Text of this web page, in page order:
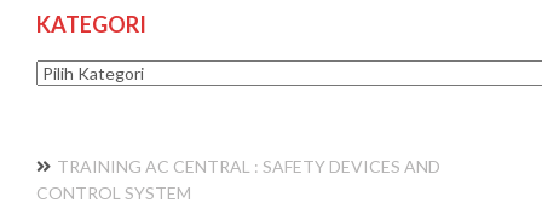
KATEGORI
Kategori
TRAINING AC CENTRAL : SAFETY DEVICES AND
CONTROL SYSTEM